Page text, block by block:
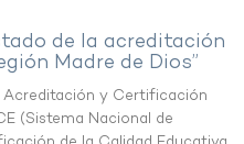
de la acreditación
Madre de Dios”
Acreditación y Certificación
(Sistema Nacional de